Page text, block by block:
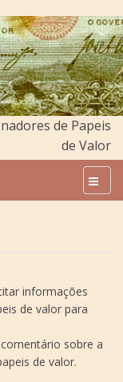
de Papeis
de Valor
informações
de valor para
sobre a
de valor.